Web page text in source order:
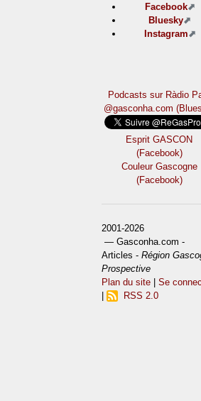
Facebook
Bluesky
Instagram
Podcasts sur Ràdio
@gasconha.com
Esprit GASCON
(Facebook)
Couleur Gascogne
(Facebook)
2001-2026
— Gasconha.com -
Articles -Région
Prospective
Plan du site |Se
RSS 2.0